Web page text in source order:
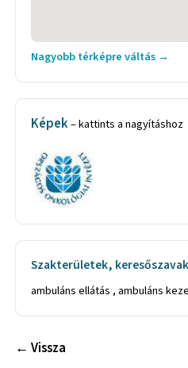
Nagyobb térképre váltás →
Képek– kattints a nagyításhoz
Szakterületek, keresőszavak
ambuláns ellátás , ambuláns
← Vissza